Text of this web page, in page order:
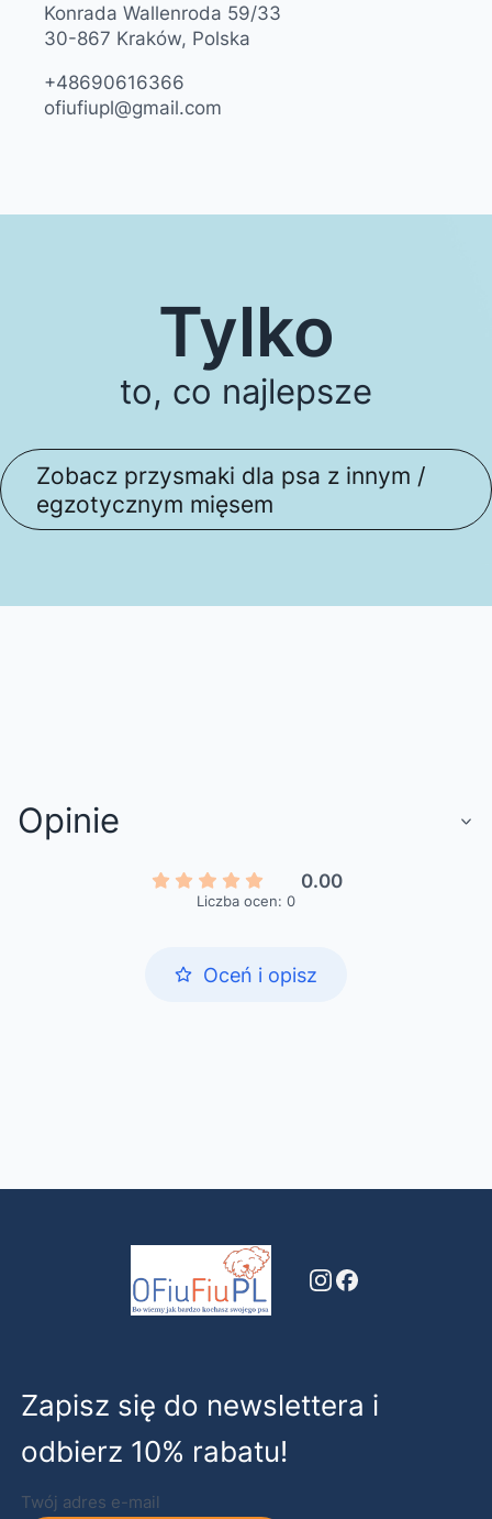
Konrada Wallenroda 59/33
30-867 Kraków, Polska
+48690616366
ofiufiupl@gmail.com
Tylko
to, co najlepsze
Zobacz przysmaki dla psa z innym /
egzotycznym mięsem
Opinie
0.00
Liczba ocen: 0
Oceń i opisz
Zapisz się do newslettera i
odbierz 10% rabatu!
Twój adres e-mail